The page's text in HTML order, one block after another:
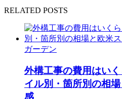
RELATED POSTS
ガーデン
外構工事の費用はい
イル別・箇所別の相
感